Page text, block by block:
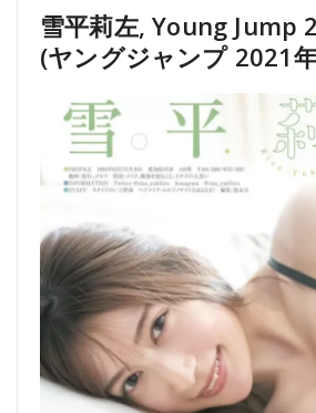
雪平莉左, Young Jump
(ヤングジャンプ 2021